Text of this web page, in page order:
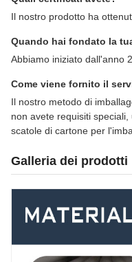
Il nostro prodotto ha
Quando hai fondato la
Abbiamo iniziato dall'anno
Come viene fornito il
Il nostro metodo di
non avete requisiti
scatole di cartone per
Galleria dei prodotti